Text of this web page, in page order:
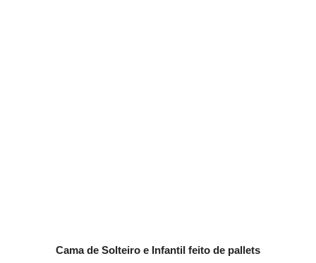
Cama de Solteiro e Infantil feito de pallets